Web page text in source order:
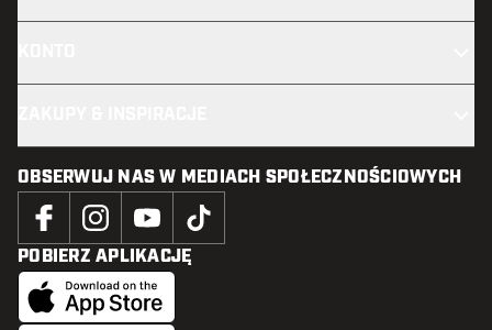
OBSERWUJ NAS W MEDIACH SPOŁECZNOŚCIOWYCH
POBIERZ APLIKACJĘ